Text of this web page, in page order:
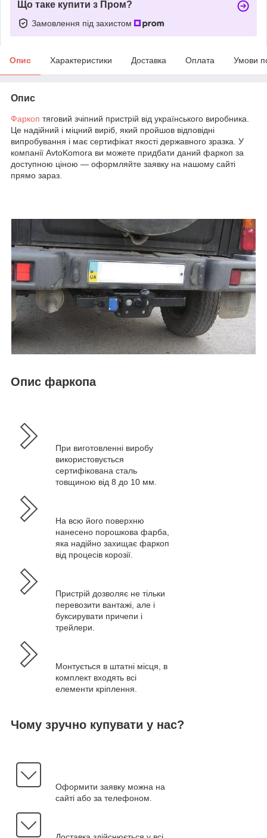
Що таке купити з Пром?
Замовлення під захистом
Опис Характеристики Доставка Оплата Умови
Опис
Фаркоп тяговий зчіпний пристрій від українського виробника.
Це надійний і міцний виріб, який пройшов відповідні
випробування і має сертифікат якості державного зразка. У
компанії AvtoKomora ви можете придбати даний фаркоп за
доступною ціною — оформляйте заявку на нашому сайті
прямо зараз.
Опис фаркопа
При виготовленні виробу
використовується
сертифікована сталь
товщиною від 8 до 10 мм.
На всю його поверхню
нанесено порошкова фарба,
яка надійно захищає фаркоп
від процесів корозії.
Пристрій дозволяє не тільки
перевозити вантажі, але і
буксирувати причепи і
трейлери.
Монтується в штатні місця, в
комплект входять всі
елементи кріплення.
Чому зручно купувати у нас?
Оформити заявку можна на
сайті або за телефоном.